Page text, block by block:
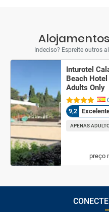
Indeciso? Espreite outros
Inturotel
Beach Hotel
Adults Only
9,2
APENAS
preço